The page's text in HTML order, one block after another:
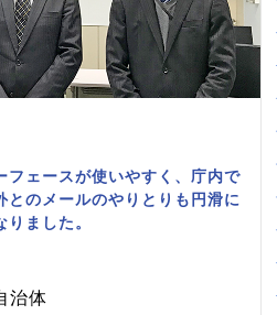
フェースが使いやすく、庁内で
とのメールのやりとりも円滑に
ました。
治体